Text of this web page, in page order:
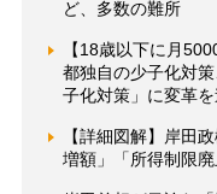
ど、多数の難所
【18歳以下に月
都独自の少子化対
子化対策」に変革
【詳細図解】岸田
増額」「所得制限